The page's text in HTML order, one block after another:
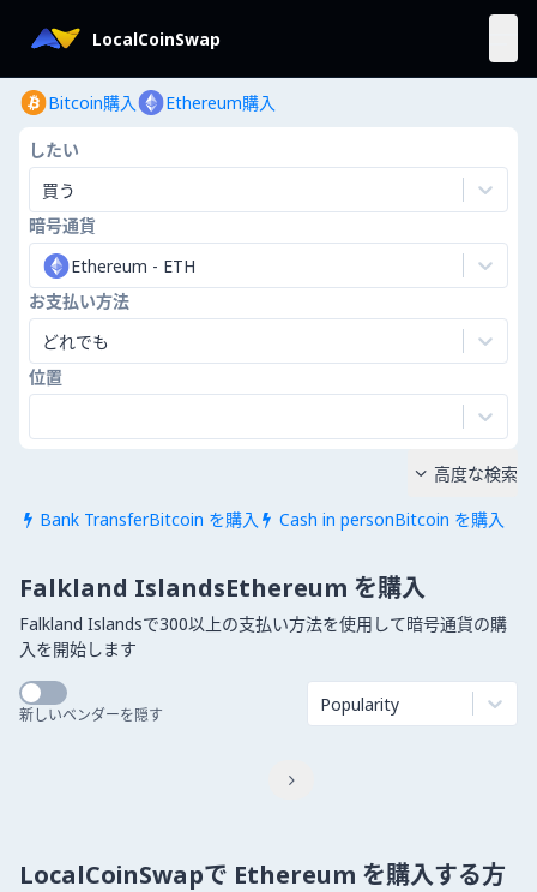
LocalCoinSwap
Bitcoin購入 Ethereum購入
したい
買う
暗号通貨
Ethereum - ETH
お支払い方法
どれでも
位置
 Bank TransferBitcoin を購入  Cash in personBitcoin を購入
 高度な検索
Falkland IslandsEthereum を購入
Falkland Islandsで300以上の支払い方法を使用して暗号通貨の購
入を開始します
新しいベンダーを隠す Popularity

LocalCoinSwapで Ethereum を購入する方